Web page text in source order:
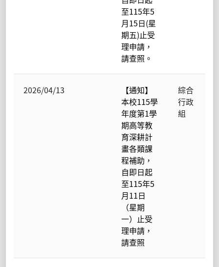
至115年5
月15日(星
期五)止受
理申請，
請查照。
2026/04/13
【通知】
本校115學
年度第1學
期高等教
育深耕計
畫各類課
程補助，
自即日起
至115年5
月11日
（星期
一）止受
理申請，
請查照
綜合
行政
組